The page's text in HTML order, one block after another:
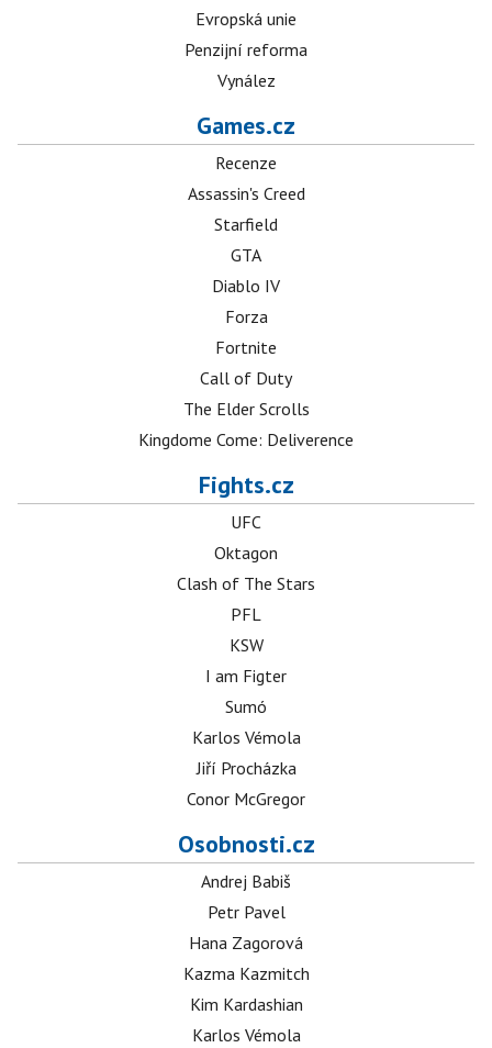
Evropská unie
Penzijní reforma
Vynález
Games.cz
Recenze
Assassin's Creed
Starfield
GTA
Diablo IV
Forza
Fortnite
Call of Duty
The Elder Scrolls
Kingdome Come: Deliverence
Fights.cz
UFC
Oktagon
Clash of The Stars
PFL
KSW
I am Figter
Sumó
Karlos Vémola
Jiří Procházka
Conor McGregor
Osobnosti.cz
Andrej Babiš
Petr Pavel
Hana Zagorová
Kazma Kazmitch
Kim Kardashian
Karlos Vémola